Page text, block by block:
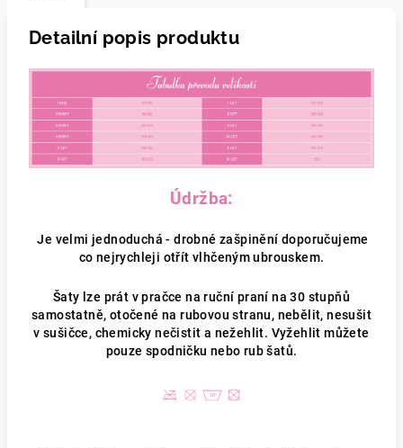
Detailní popis produktu
Údržba:
Je velmi jednoduchá - drobné zašpinění doporučujeme
co nejrychleji otřít vlhčeným ubrouskem.
Šaty lze prát v pračce na ruční praní na 30 stupňů
samostatně, otočené na rubovou stranu, nebělit, nesušit
v sušičce, chemicky nečistit a nežehlit. Vyžehlit můžete
pouze spodničku nebo rub šatů.